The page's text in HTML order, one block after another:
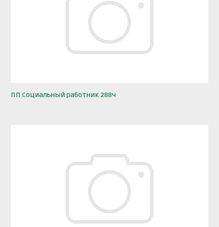
ПП Социальный работник 288ч